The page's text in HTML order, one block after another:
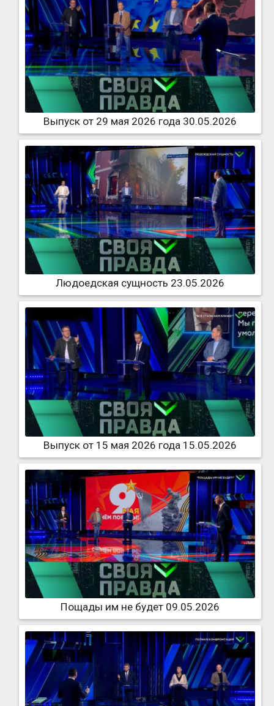
Выпуск от 29 мая 2026 года 30.05.2026
Людоедская сущность 23.05.2026
Выпуск от 15 мая 2026 года 15.05.2026
Пощады им не будет 09.05.2026